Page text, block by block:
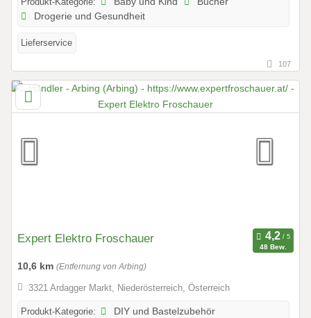
Drogerie und Gesundheit
Lieferservice
107
Expert Elektro Froschauer
48 Bew.
10,6 km (Entfernung von Arbing)
3321 Ardagger Markt, Niederösterreich, Österreich
Produkt-Kategorie:
DIY und Bastelzubehör